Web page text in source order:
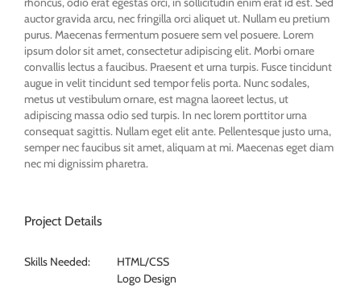
auctor gravida arcu, nec fringilla orci aliquet ut. Nullam eu pretium
purus. Maecenas fermentum posuere sem vel posuere. Lorem
ipsum dolor sit amet, consectetur adipiscing elit. Morbi ornare
convallis lectus a faucibus. Praesent et urna turpis. Fusce tincidunt
augue in velit tincidunt sed tempor felis porta. Nunc sodales,
metus ut vestibulum ornare, est magna laoreet lectus, ut
adipiscing massa odio sed turpis. In nec lorem porttitor urna
consequat sagittis. Nullam eget elit ante. Pellentesque justo urna,
semper nec faucibus sit amet, aliquam at mi. Maecenas eget diam
nec mi dignissim pharetra.
Project Details
Skills Needed:
HTML/CSS
Logo Design